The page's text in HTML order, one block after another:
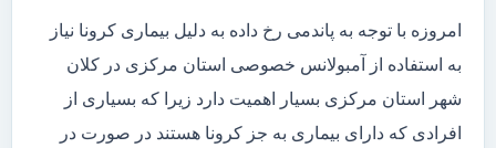
امروزه با توجه به پاندمی رخ داده به دلیل بیماری کرونا نیاز
به استفاده از آمبولانس خصوصی استان مرکزی در کلان
شهر استان مرکزی بسیار اهمیت دارد زیرا که بسیاری از
افرادی که دارای بیماری به جز کرونا هستند در صورت در